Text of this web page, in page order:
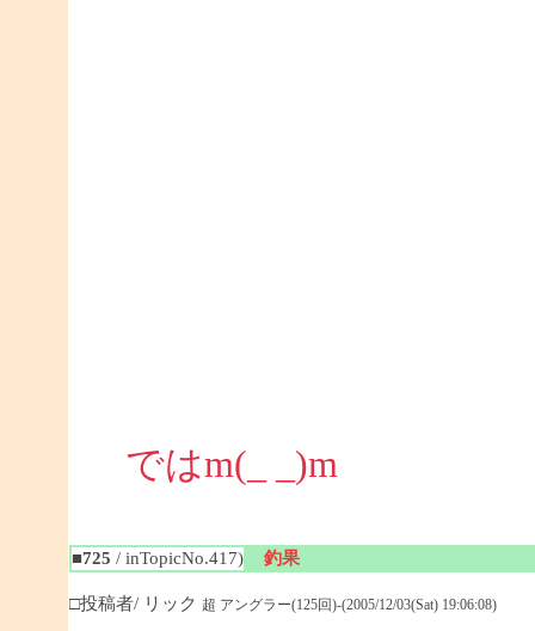
ではm(_ _)m
■725 / inTopicNo.417) 釣果
□投稿者/ リック 超 アングラー(125回)-(2005/12/03(Sat) 19:06:08)